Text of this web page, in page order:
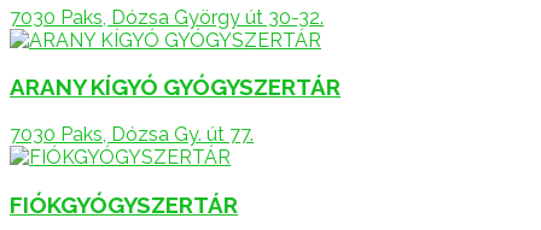
7030 Paks, Dózsa György út 30-32.
ARANY KÍGYÓ GYÓGYSZERTÁR
7030 Paks, Dózsa Gy. út 77.
FIÓKGYÓGYSZERTÁR